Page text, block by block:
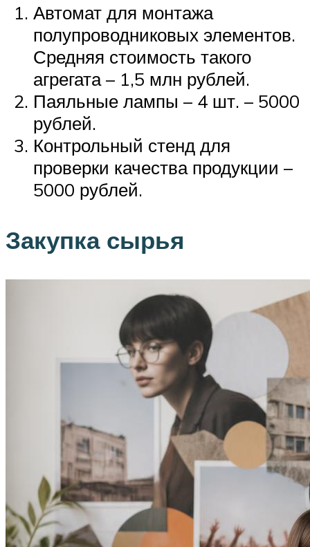
Автомат для монтажа
полупроводниковых элементов.
Средняя стоимость такого
агрегата – 1,5 млн рублей.
Паяльные лампы – 4 шт. – 5000
рублей.
Контрольный стенд для
проверки качества продукции –
5000 рублей.
Закупка сырья